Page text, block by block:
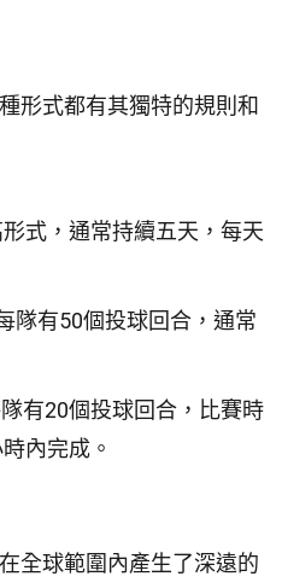
形式都有其獨特的規則和
式，通常持續五天，每天
隊有50個投球回合，通常
有20個投球回合，比賽時
內完成。
全球範圍內產生了深遠的